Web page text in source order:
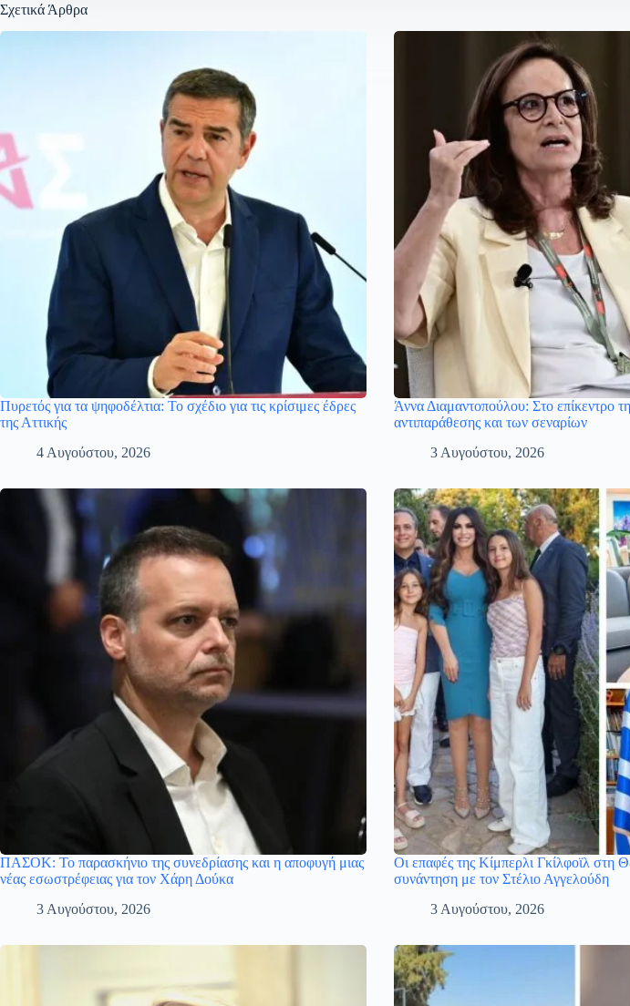
Σχετικά Άρθρα
Πυρετός για τα ψηφοδέλτια: Το σχέδιο για τις κρίσιμες έδρες
της Αττικής
4 Αυγούστου, 2026
Άννα Διαμαντοπούλου: Στο επίκεντρο
αντιπαράθεσης και των σεναρίων
3 Αυγούστου, 2026
ΠΑΣΟΚ: Το παρασκήνιο της συνεδρίασης και η αποφυγή μιας
νέας εσωστρέφειας για τον Χάρη Δούκα
3 Αυγούστου, 2026
Οι επαφές της Κίμπερλι Γκίλφοϊλ στη
συνάντηση με τον Στέλιο Αγγελούδη
3 Αυγούστου, 2026